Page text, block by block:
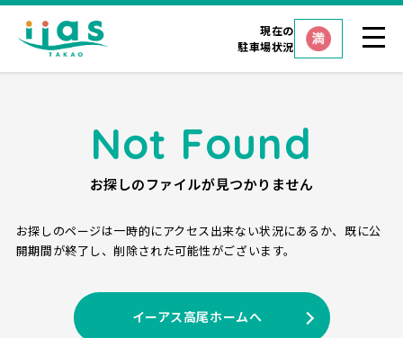
現在の
駐車場状況
Not Found
お探しのファイルが見つかりません
お探しのページは一時的にアクセス出来ない状況にあるか、既に公
開期間が終了し、削除された可能性がございます。
イーアス高尾ホームへ